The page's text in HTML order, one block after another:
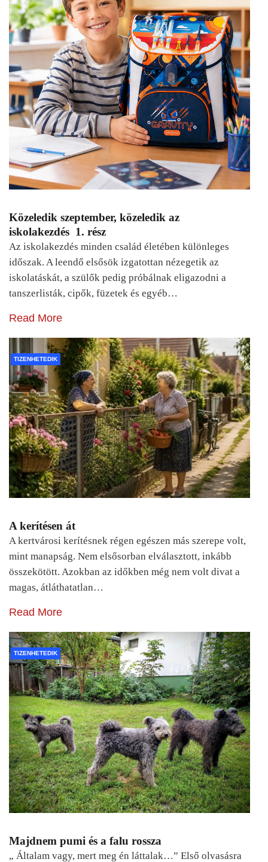
Közeledik szeptember, közeledik az
iskolakezdés 1. rész
Az iskolakezdés minden család életében különleges
időszak. A leendő elsősök izgatottan nézegetik az
iskolatáskát, a szülők pedig próbálnak eligazodni a
tanszerlisták, cipők, füzetek és egyéb…
Read More
TIZENHETEDIK
A kerítésen át
A kertvárosi kerítésnek régen egészen más szerepe volt,
mint manapság. Nem elsősorban elválasztott, inkább
összekötött. Azokban az időkben még nem volt divat a
magas, átláthatatlan…
Read More
TIZENHETEDIK
Majdnem pumi és a falu rossza
„ Általam vagy, mert meg én láttalak…” Első olvasásra